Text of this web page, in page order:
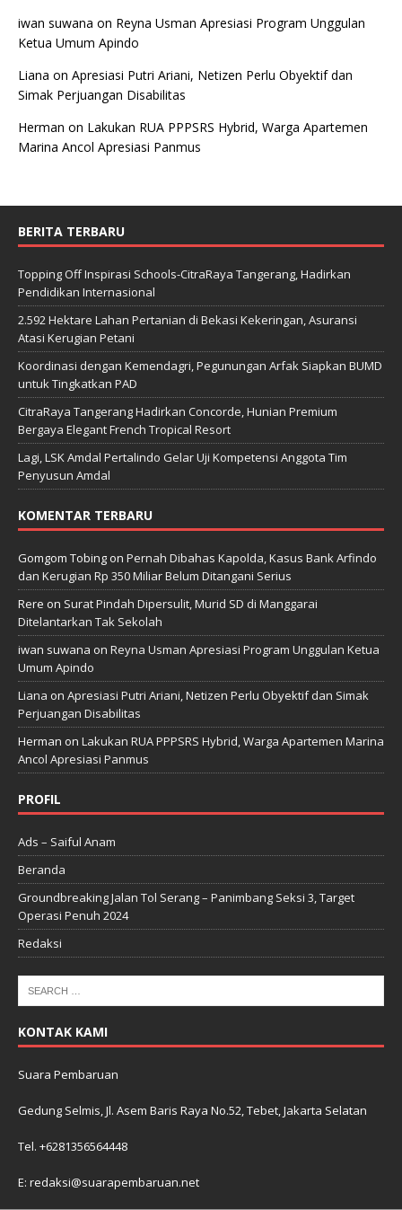
iwan suwana on Reyna Usman Apresiasi Program Unggulan
Ketua Umum Apindo
Liana on Apresiasi Putri Ariani, Netizen Perlu Obyektif dan
Simak Perjuangan Disabilitas
Herman on Lakukan RUA PPPSRS Hybrid, Warga Apartemen
Marina Ancol Apresiasi Panmus
BERITA TERBARU
Topping Off Inspirasi Schools-CitraRaya Tangerang, Hadirkan
Pendidikan Internasional
2.592 Hektare Lahan Pertanian di Bekasi Kekeringan, Asuransi
Atasi Kerugian Petani
Koordinasi dengan Kemendagri, Pegunungan Arfak Siapkan BUMD
untuk Tingkatkan PAD
CitraRaya Tangerang Hadirkan Concorde, Hunian Premium
Bergaya Elegant French Tropical Resort
Lagi, LSK Amdal Pertalindo Gelar Uji Kompetensi Anggota Tim
Penyusun Amdal
KOMENTAR TERBARU
Gomgom Tobing on Pernah Dibahas Kapolda, Kasus Bank Arfindo
dan Kerugian Rp 350 Miliar Belum Ditangani Serius
Rere on Surat Pindah Dipersulit, Murid SD di Manggarai
Ditelantarkan Tak Sekolah
iwan suwana on Reyna Usman Apresiasi Program Unggulan Ketua
Umum Apindo
Liana on Apresiasi Putri Ariani, Netizen Perlu Obyektif dan Simak
Perjuangan Disabilitas
Herman on Lakukan RUA PPPSRS Hybrid, Warga Apartemen Marina
Ancol Apresiasi Panmus
PROFIL
Ads – Saiful Anam
Beranda
Groundbreaking Jalan Tol Serang – Panimbang Seksi 3, Target
Operasi Penuh 2024
Redaksi
KONTAK KAMI
Suara Pembaruan
Gedung Selmis, Jl. Asem Baris Raya No.52, Tebet, Jakarta Selatan
Tel. +6281356564448
E: redaksi@suarapembaruan.net